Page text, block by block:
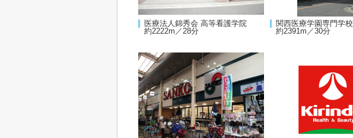
医療法人錦秀会 高等看護学院
約2222m／28分
関西医療学園専門学校
約2391m／30分